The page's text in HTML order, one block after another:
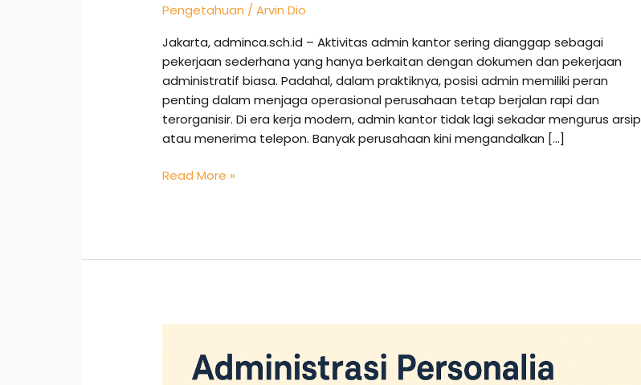
Pengetahuan /Arvin Dio
Jakarta, adminca.sch.id – Aktivitas admin kantor sering dianggap sebagai
pekerjaan sederhana yang hanya berkaitan dengan dokumen dan pekerjaan
administratif biasa. Padahal, dalam praktiknya, posisi admin memiliki peran
penting dalam menjaga operasional perusahaan tetap berjalan rapi dan
terorganisir. Di era kerja modern, admin kantor tidak lagi sekadar mengurus arsip
atau menerima telepon. Banyak perusahaan kini mengandalkan […]
Read More »
Personalia:
Kunci